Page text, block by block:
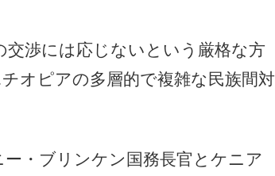
渉には応じないという厳格な方
オピアの多層的で複雑な民族間対
・ブリンケン国務長官とケニア